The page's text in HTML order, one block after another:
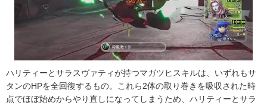
ハリティーとサラスヴァティが持つマガツヒスキルは、いずれもサ
タンのHPを全回復するもの。これら2体の取り巻きを吸収された時
点でほぼ始めからやり直しになってしまうため、ハリティーとサラ